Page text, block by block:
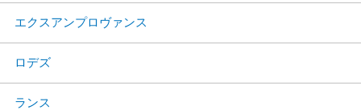
エクスアンプロヴァンス
ロデズ
ランス